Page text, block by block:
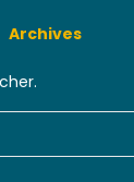
Archives